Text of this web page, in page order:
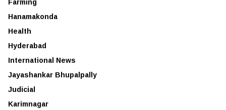
Hanamakonda
Health
Hyderabad
International News
Jayashankar Bhupalpally
Judicial
Karimnagar